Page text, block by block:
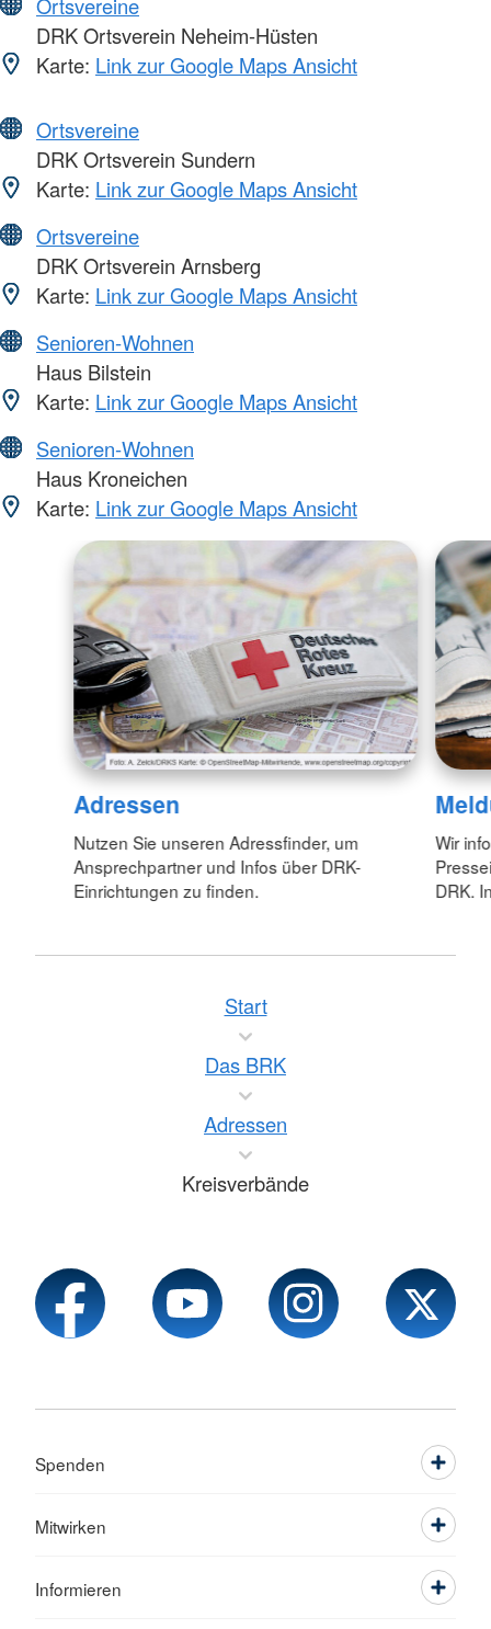
DRK Ortsverein Neheim-Hüsten
Karte: Link zur Google Maps Ansicht
Ortsvereine
DRK Ortsverein Sundern
Karte: Link zur Google Maps Ansicht
Ortsvereine
DRK Ortsverein Arnsberg
Karte: Link zur Google Maps Ansicht
Senioren-Wohnen
Haus Bilstein
Karte: Link zur Google Maps Ansicht
Senioren-Wohnen
Haus Kroneichen
Karte: Link zur Google Maps Ansicht
Adressen
Nutzen Sie unseren Adressfinder, um
Ansprechpartner und Infos über DRK-
Einrichtungen zu finden.
Wir
DRK.
Start
Das BRK
Adressen
Kreisverbände
Spenden
Mitwirken
Informieren